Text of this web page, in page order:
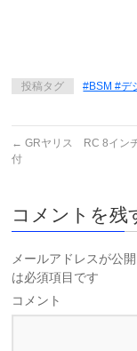
投稿タグ #BSM #デ
← GRヤリス RC 8イン
付
コメントを残
メールアドレスが公
は必須項目です
コメント